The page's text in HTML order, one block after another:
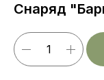
Снаряд